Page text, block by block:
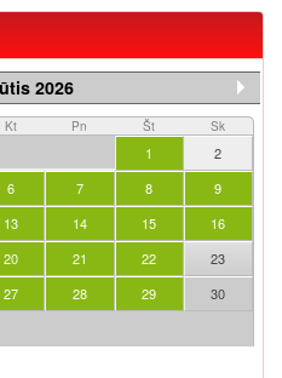
2026
Kt Pn Št Sk
1
2
6 7 8
9
13 14 15
16
20 21 22
23
27 28 29
30